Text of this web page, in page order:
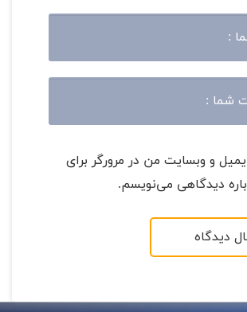
و وبسایت من در مرورگر برای
دیدگاهی می‌نویسم.